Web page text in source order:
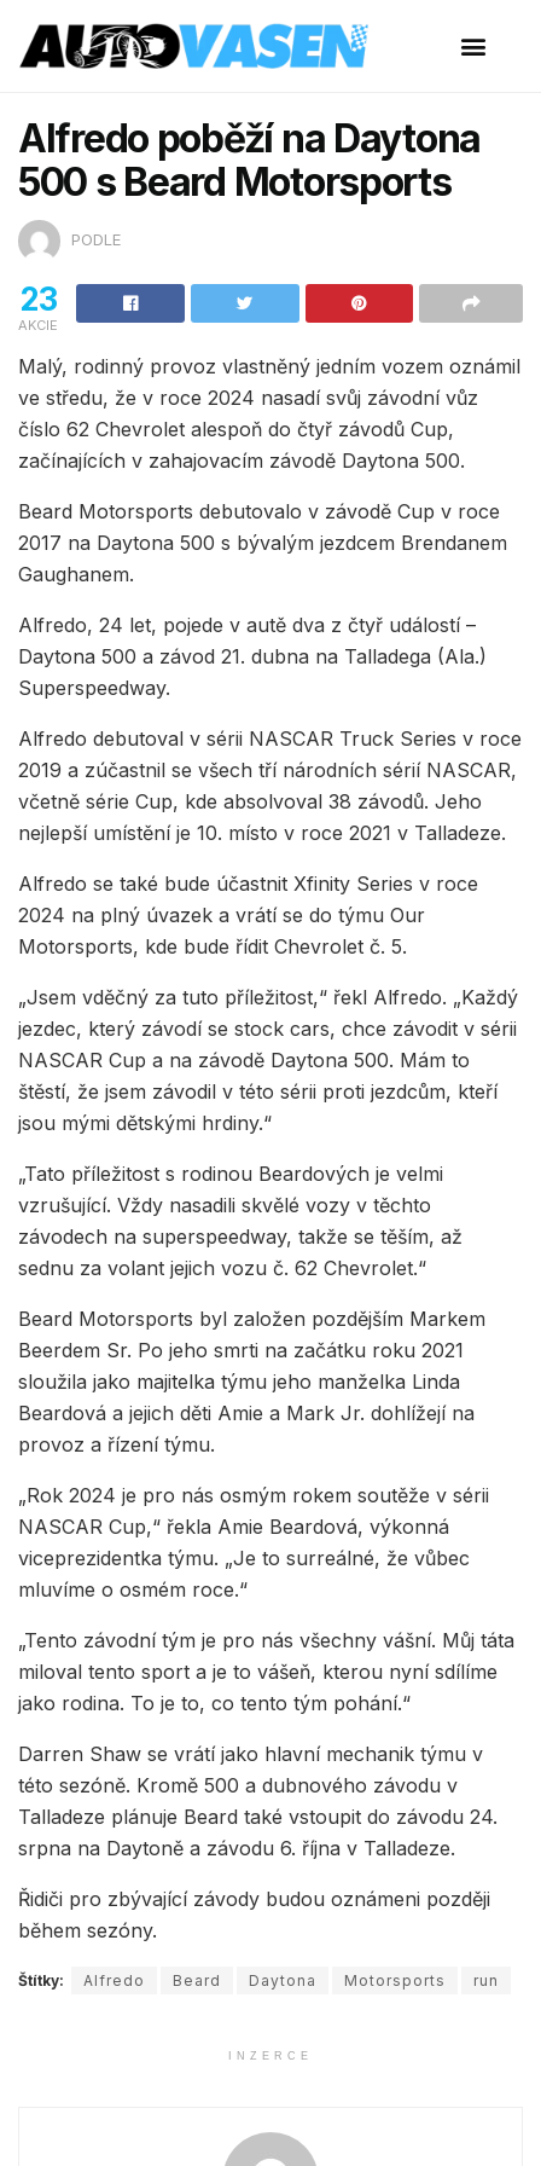
Alfredo poběží na Daytona
500 s Beard Motorsports
PODLE
23
AKCIE
Malý, rodinný provoz vlastněný jedním vozem oznámil
ve středu, že v roce 2024 nasadí svůj závodní vůz
číslo 62 Chevrolet alespoň do čtyř závodů Cup,
začínajících v zahajovacím závodě Daytona 500.
Beard Motorsports debutovalo v závodě Cup v roce
2017 na Daytona 500 s bývalým jezdcem Brendanem
Gaughanem.
Alfredo, 24 let, pojede v autě dva z čtyř událostí –
Daytona 500 a závod 21. dubna na Talladega (Ala.)
Superspeedway.
Alfredo debutoval v sérii NASCAR Truck Series v roce
2019 a zúčastnil se všech tří národních sérií NASCAR,
včetně série Cup, kde absolvoval 38 závodů. Jeho
nejlepší umístění je 10. místo v roce 2021 v Talladeze.
Alfredo se také bude účastnit Xfinity Series v roce
2024 na plný úvazek a vrátí se do týmu Our
Motorsports, kde bude řídit Chevrolet č. 5.
„Jsem vděčný za tuto příležitost,“ řekl Alfredo. „Každý
jezdec, který závodí se stock cars, chce závodit v sérii
NASCAR Cup a na závodě Daytona 500. Mám to
štěstí, že jsem závodil v této sérii proti jezdcům, kteří
jsou mými dětskými hrdiny.“
„Tato příležitost s rodinou Beardových je velmi
vzrušující. Vždy nasadili skvělé vozy v těchto
závodech na superspeedway, takže se těším, až
sednu za volant jejich vozu č. 62 Chevrolet.“
Beard Motorsports byl založen pozdějším Markem
Beerdem Sr. Po jeho smrti na začátku roku 2021
sloužila jako majitelka týmu jeho manželka Linda
Beardová a jejich děti Amie a Mark Jr. dohlížejí na
provoz a řízení týmu.
„Rok 2024 je pro nás osmým rokem soutěže v sérii
NASCAR Cup,“ řekla Amie Beardová, výkonná
viceprezidentka týmu. „Je to surreálné, že vůbec
mluvíme o osmém roce.“
„Tento závodní tým je pro nás všechny vášní. Můj táta
miloval tento sport a je to vášeň, kterou nyní sdílíme
jako rodina. To je to, co tento tým pohání.“
Darren Shaw se vrátí jako hlavní mechanik týmu v
této sezóně. Kromě 500 a dubnového závodu v
Talladeze plánuje Beard také vstoupit do závodu 24.
srpna na Daytoně a závodu 6. října v Talladeze.
Řidiči pro zbývající závody budou oznámeni později
během sezóny.
Štítky: Alfredo Beard Daytona Motorsports run
INZERCE